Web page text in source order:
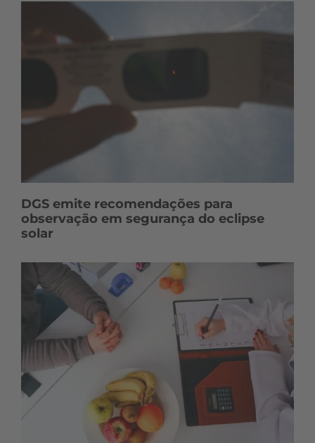
DGS emite recomendações para
observação em segurança do eclipse
solar